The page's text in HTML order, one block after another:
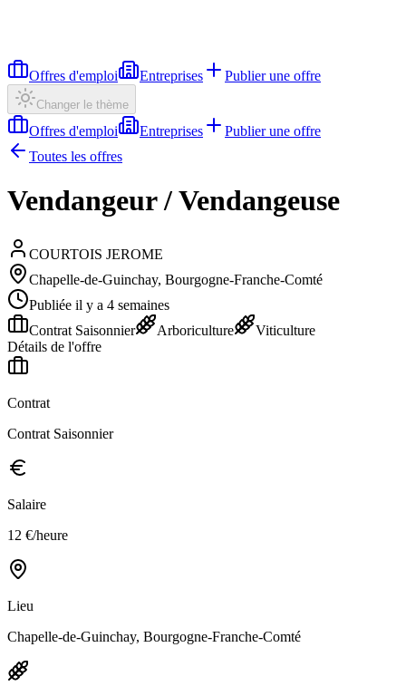
Offres d'emploi Entreprises Publier une offre
Changer le thème
Offres d'emploi Entreprises
Publier une offre
Toutes les offres
Vendangeur / Vendangeuse
COURTOIS JEROME
Chapelle-de-Guinchay, Bourgogne-Franche-Comté
Publiée il y a 4 semaines
Contrat Saisonnier
Arboriculture
Viticulture
Détails de l'offre
Contrat
Contrat Saisonnier
Salaire
12 €/heure
Lieu
Chapelle-de-Guinchay, Bourgogne-Franche-Comté